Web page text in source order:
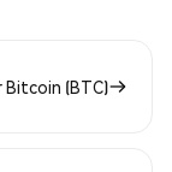
Bitcoin (BTC)